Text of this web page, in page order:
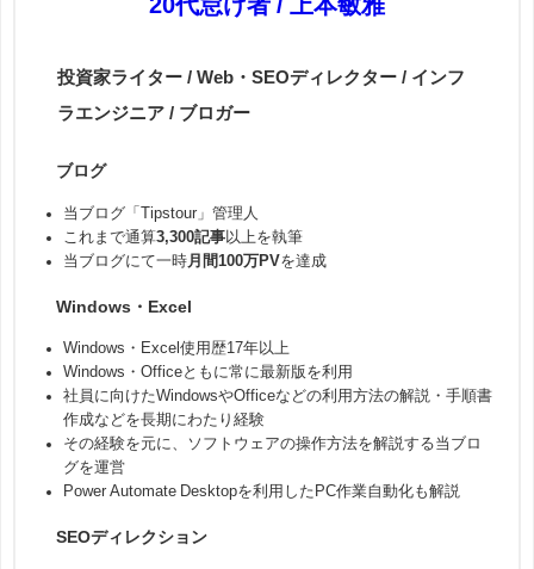
投資家ライター / Web・SEOディレクター / インフ
ラエンジニア / ブロガー
ブログ
当ブログ「Tipstour」管理人
これまで通算3,300記事以上を執筆
当ブログにて一時月間100万PVを達成
Windows・Excel
Windows・Excel使用歴17年以上
Windows・Officeともに常に最新版を利用
社員に向けたWindowsやOfficeなどの利用方法の解説・手順書
作成などを長期にわたり経験
その経験を元に、ソフトウェアの操作方法を解説する当ブロ
グを運営
Power Automate Desktopを利用したPC作業自動化も解説
SEOディレクション